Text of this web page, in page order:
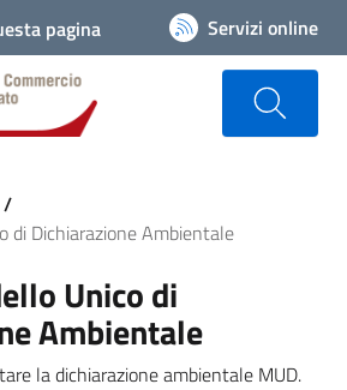
pagina Servizi online
/
di Dichiarazione Ambientale
Unico di
Ambientale
la dichiarazione ambientale MUD.